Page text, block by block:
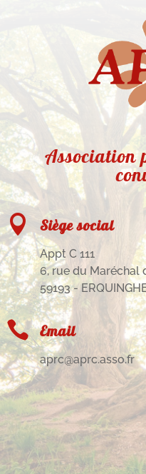
Association
 Siège social
Appt C 111
6, rue du Maréchal
59193 -
 Email
aprc@aprc.asso.fr